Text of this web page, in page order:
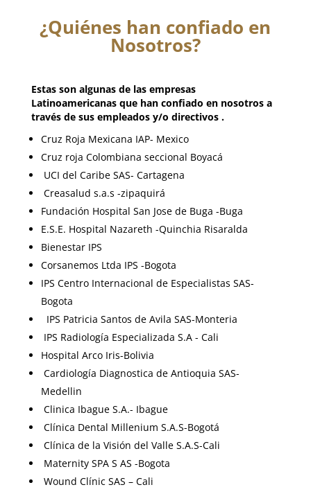
¿Quiénes han confiado en
Nosotros?
Estas son algunas de las empresas
Latinoamericanas que han confiado en nosotros a
través de sus empleados y/o directivos .
Cruz Roja Mexicana IAP- Mexico
Cruz roja Colombiana seccional Boyacá
UCI del Caribe SAS- Cartagena
Creasalud s.a.s -zipaquirá
Fundación Hospital San Jose de Buga -Buga
E.S.E. Hospital Nazareth -Quinchia Risaralda
Bienestar IPS
Corsanemos Ltda IPS -Bogota
IPS Centro Internacional de Especialistas SAS-
Bogota
IPS Patricia Santos de Avila SAS-Monteria
IPS Radiología Especializada S.A - Cali
Hospital Arco Iris-Bolivia
Cardiología Diagnostica de Antioquia SAS-
Medellin
Clinica Ibague S.A.- Ibague
Clínica Dental Millenium S.A.S-Bogotá
Clínica de la Visión del Valle S.A.S-Cali
Maternity SPA S AS -Bogota
Wound Clínic SAS – Cali